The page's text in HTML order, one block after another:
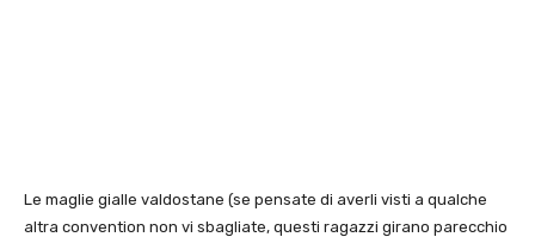
Le maglie gialle valdostane (se pensate di averli visti a qualche
altra convention non vi sbagliate, questi ragazzi girano parecchio